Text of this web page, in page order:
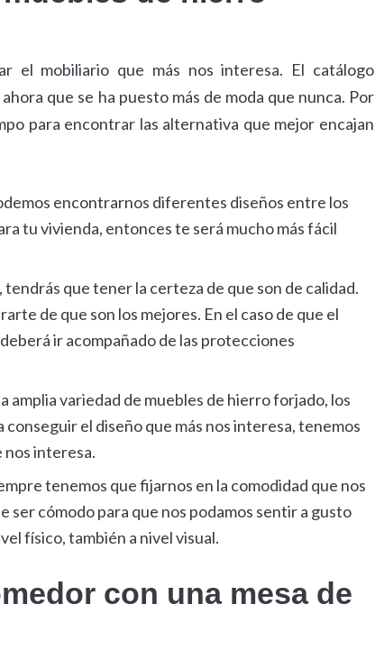
el mobiliario que más nos interesa. El catálogo
que se ha puesto más de moda que nunca. Por
para encontrar las alternativa que mejor encajan
encontrarnos diferentes diseños entre los
tu vivienda, entonces te será mucho más fácil
que tener la certeza de que son de calidad.
de que son los mejores. En el caso de que el
ir acompañado de las protecciones
amplia variedad de muebles de hierro forjado, los
el diseño que más nos interesa, tenemos
nos interesa.
tenemos que fijarnos en la comodidad que nos
ser cómodo para que nos podamos sentir a gusto
físico, también a nivel visual.
con una mesa de